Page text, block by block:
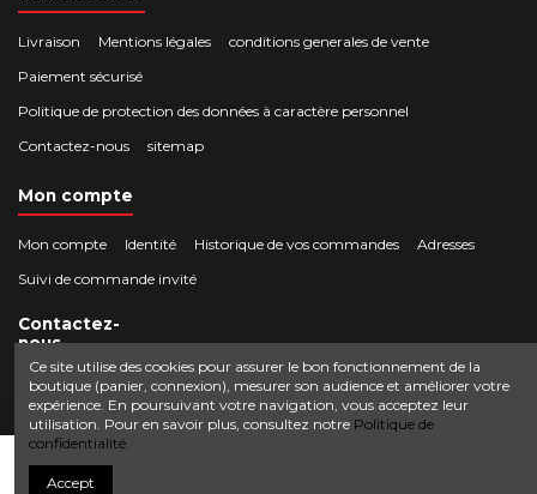
Livraison Mentions légales
conditions generales de vente
Paiement sécurisé
Politique de protection des données à caractère personnel
Contactez-nous
sitemap
Mon compte
Mon compte Identité Historique de vos commandes
Adresses
Suivi de commande invité
Contactez-
nous
Crocbois-motoculture.com
50 route de Villefort 48800 Pied-de-Borne
0624436257
contact@crocbois-motoculture.com
Ce site utilise des cookies pour assurer le bon fonctionnement de la
boutique (panier, connexion), mesurer son audience et améliorer votre
expérience. En poursuivant votre navigation, vous acceptez leur
utilisation. Pour en savoir plus, consultez notre Politique de
confidentialité.
Accept